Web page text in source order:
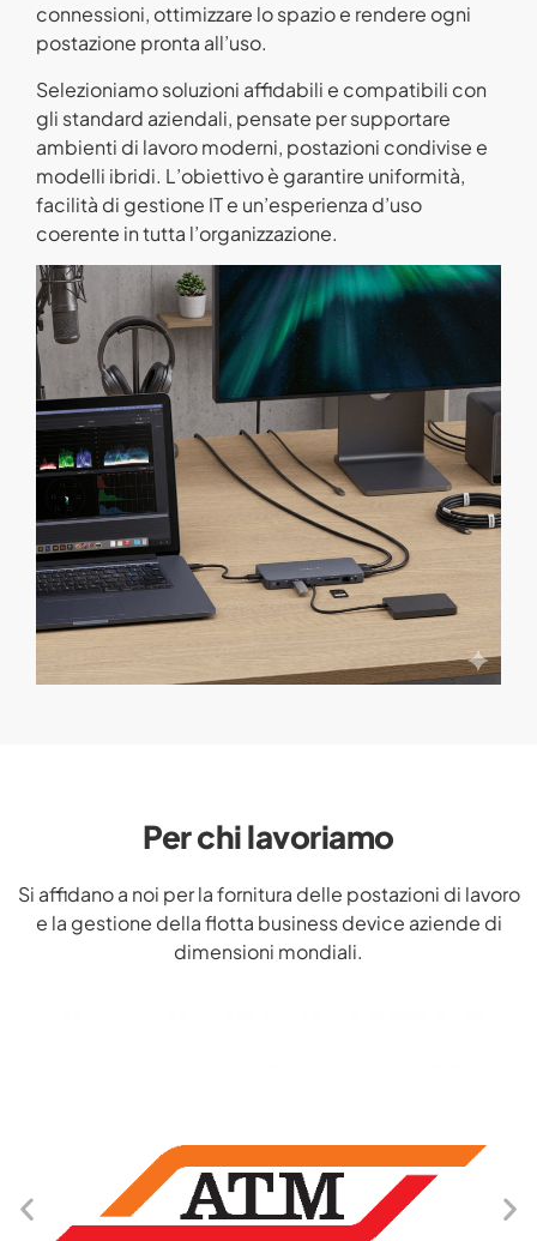
connessioni, ottimizzare lo spazio e rendere ogni
postazione pronta all’uso.
Selezioniamo soluzioni affidabili e compatibili con
gli standard aziendali, pensate per supportare
ambienti di lavoro moderni, postazioni condivise e
modelli ibridi. L’obiettivo è garantire uniformità,
facilità di gestione IT e un’esperienza d’uso
coerente in tutta l’organizzazione.
Per chi lavoriamo
Si affidano a noi per la fornitura delle postazioni di lavoro
e la gestione della flotta business device aziende di
dimensioni mondiali.